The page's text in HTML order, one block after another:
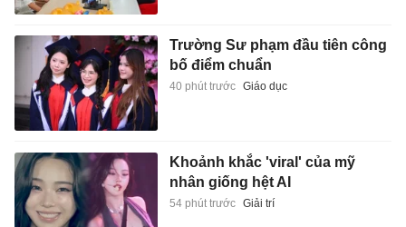
Trường Sư phạm đầu tiên công
bố điểm chuẩn
40 phút trước Giáo dục
Khoảnh khắc 'viral' của mỹ
nhân giống hệt AI
54 phút trước Giải trí